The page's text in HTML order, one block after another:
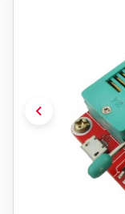
chevron_left